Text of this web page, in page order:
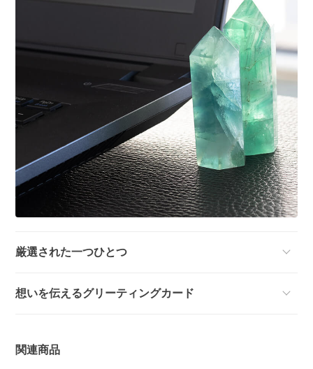
厳選された一つひとつ
想いを伝えるグリーティングカード
関連商品